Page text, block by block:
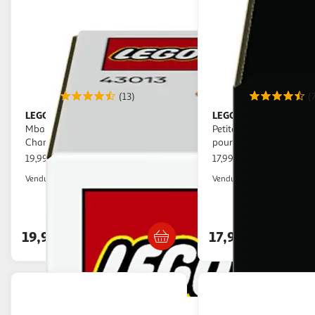
(13)
LEGO
Mbappé – Best Of - Décoration de
Chambre d'Enfant
19,99€ / pce
Vendu par
19,99€
LEGO
Petites Plantes
pour Fille dès 9 ans -
17,99€ / pce
Vendu par
17,99€